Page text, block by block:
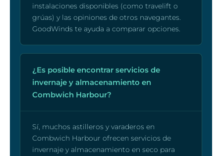
instalaciones disponibles (como travelift o
grúas) y las opiniones de otros navegantes.
GoodWinds te ayuda a comparar opciones.
¿Es posible encontrar servicios de
invernaje y almacenamiento en
Combwich Harbour?
Sí, muchos astilleros y varaderos en
Combwich Harbour ofrecen servicios de
invernaje y almacenamiento en seco para